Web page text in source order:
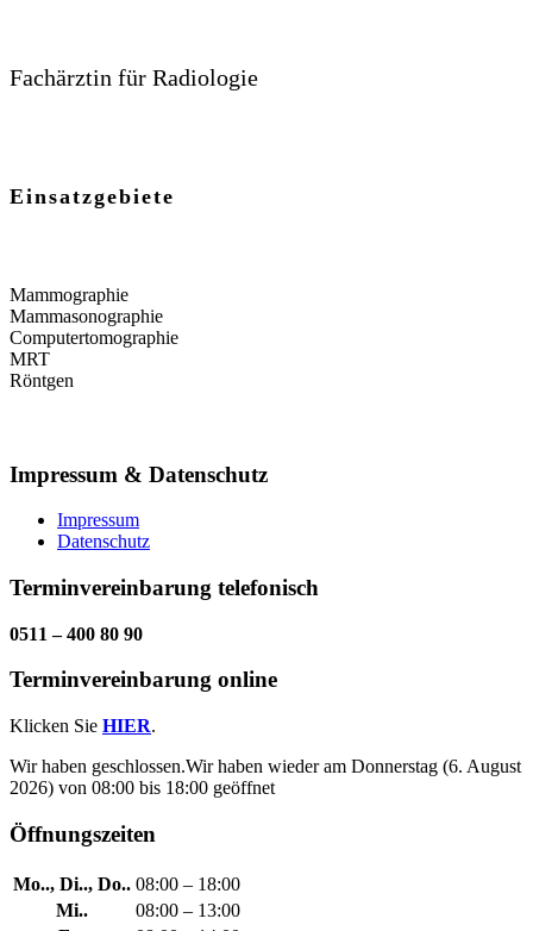
Fachärztin für Radiologie
Einsatzgebiete
Mammographie
Mammasonographie
Computertomographie
MRT
Röntgen
Impressum & Datenschutz
Impressum
Datenschutz
Terminvereinbarung telefonisch
0511 – 400 80 90
Terminvereinbarung online
Klicken Sie HIER.
Wir haben geschlossen.Wir haben wieder am Donnerstag (6. August
2026) von 08:00 bis 18:00 geöffnet
Öffnungszeiten
Mo.., Di.., Do.. 08:00 – 18:00
Mi..
08:00 – 13:00